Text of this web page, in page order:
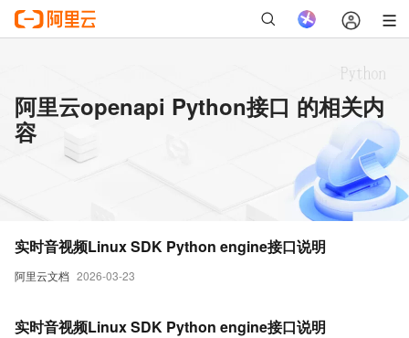
阿里云openapi Python接口 的相关内
容
阿里云文档 2026-03-23
实时音视频Linux SDK Python engine接口说明
实时音视频Linux SDK Python engine接口说明